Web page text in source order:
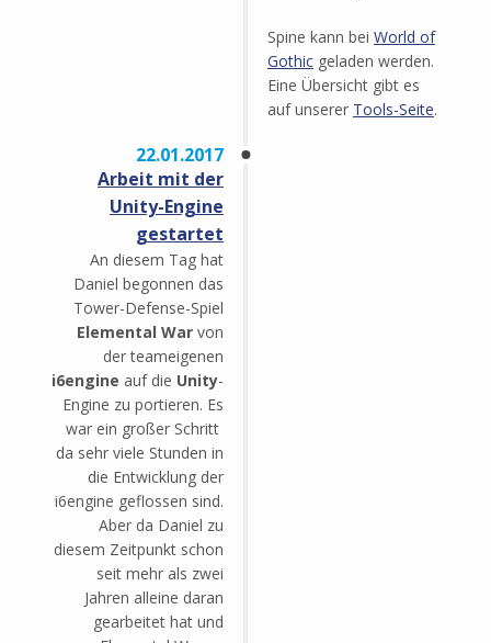
Spine kann bei World of
Gothicgeladen werden.
Eine Übersicht gibt es
auf unserer Tools-Seite.
22.01.2017
Arbeit mit der
Unity-Engine
gestartet
An diesem Tag hat
Daniel begonnen das
Tower-Defense-Spiel
Elemental Warvon
der teameigenen
i6engine auf die Unity-
Engine zu portieren. Es
war ein großer Schritt
da sehr viele Stunden in
die Entwicklung der
i6engine geflossen sind.
Aber da Daniel zu
diesem Zeitpunkt schon
seit mehr als zwei
Jahren alleine daran
gearbeitet hat und